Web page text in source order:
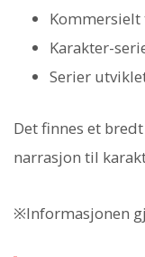
Karakter-
Serier
Det finnes et
narrasjon til
※Informasjonen